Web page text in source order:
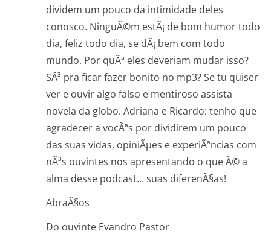
dividem um pouco da intimidade deles
conosco. NinguÃ©m estÃ¡ de bom humor todo
dia, feliz todo dia, se dÃ¡ bem com todo
mundo. Por quÃª eles deveriam mudar isso?
SÃ³ pra ficar fazer bonito no mp3? Se tu quiser
ver e ouvir algo falso e mentiroso assista
novela da globo. Adriana e Ricardo: tenho que
agradecer a vocÃªs por dividirem um pouco
das suas vidas, opiniÃµes e experiÃªncias com
nÃ³s ouvintes nos apresentando o que Ã© a
alma desse podcast… suas diferenÃ§as!
AbraÃ§os
Do ouvinte Evandro Pastor